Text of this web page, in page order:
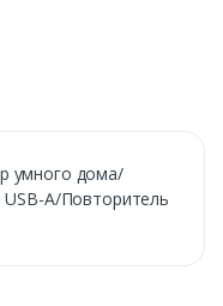
умного дома/
A/Повторитель